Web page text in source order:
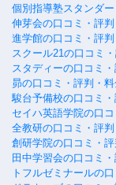
個別指導塾スタンダ
伸芽会の口コミ・評
進学館の口コミ・評
スクール21の口コミ
スタディーの口コミ
昴の口コミ・評判・
駿台予備校の口コミ
セイハ英語学院の口
全教研の口コミ・評
創研学院の口コミ・
田中学習会の口コミ
トフルゼミナールの